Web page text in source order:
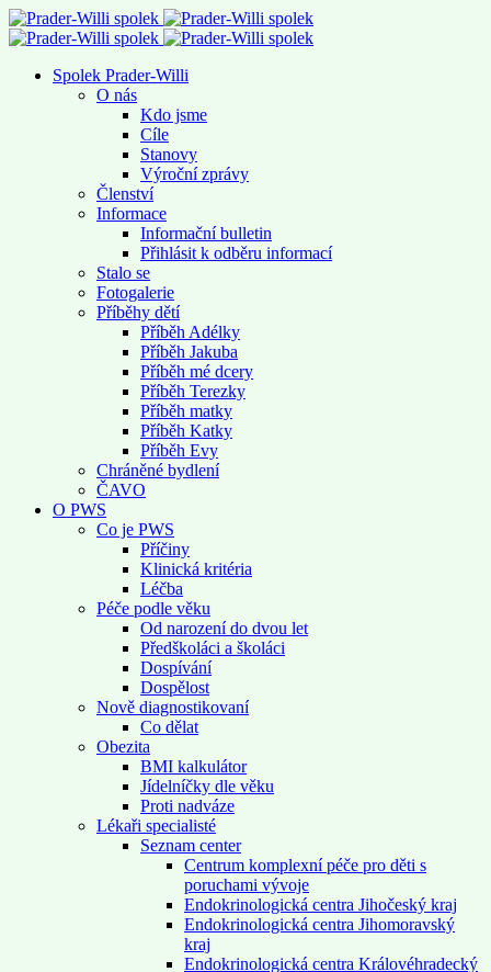
Spolek Prader-Willi
O nás
Kdo jsme
Cíle
Stanovy
Výroční zprávy
Členství
Informace
Informační bulletin
Přihlásit k odběru informací
Stalo se
Fotogalerie
Příběhy dětí
Příběh Adélky
Příběh Jakuba
Příběh mé dcery
Příběh Terezky
Příběh matky
Příběh Katky
Příběh Evy
Chráněné bydlení
ČAVO
O PWS
Co je PWS
Příčiny
Klinická kritéria
Léčba
Péče podle věku
Od narození do dvou let
Předškoláci a školáci
Dospívání
Dospělost
Nově diagnostikovaní
Co dělat
Obezita
BMI kalkulátor
Jídelníčky dle věku
Proti nadváze
Lékaři specialisté
Seznam center
Centrum komplexní péče pro děti s
poruchami vývoje
Endokrinologická centra Jihočeský kraj
Endokrinologická centra Jihomoravský
kraj
Endokrinologická centra Královéhradecký